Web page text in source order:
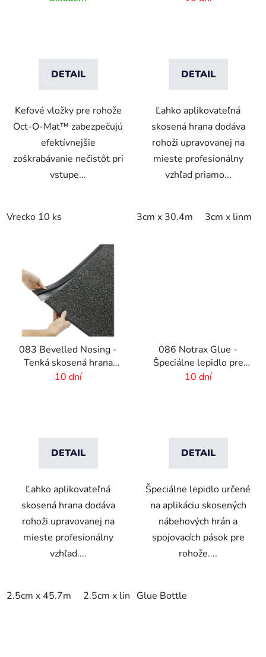
DETAIL
Kefové vložky pre rohože
Oct-O-Mat™ zabezpečujú
efektívnejšie
zoškrabávanie nečistôt pri
vstupe...
Vrecko 10 ks
DETAIL
Ľahko aplikovateľná
skosená hrana dodáva
rohoži upravovanej na
mieste profesionálny
vzhľad priamo...
3cm x 30.4m 3cm x linm
083 Bevelled Nosing -
Tenká skosená hrana
pre rohože - 2 mm
10 dní
DETAIL
Ľahko aplikovateľná
skosená hrana dodáva
rohoži upravovanej na
mieste profesionálny
vzhľad....
2.5cm x 45.7m 2.5cm x linm
086 Notrax Glue -
Špeciálne lepidlo pre
rohožové systémy
10 dní
DETAIL
Špeciálne lepidlo určené
na aplikáciu skosených
nábehových hrán a
spojovacích pások pre
rohože....
Glue Bottle